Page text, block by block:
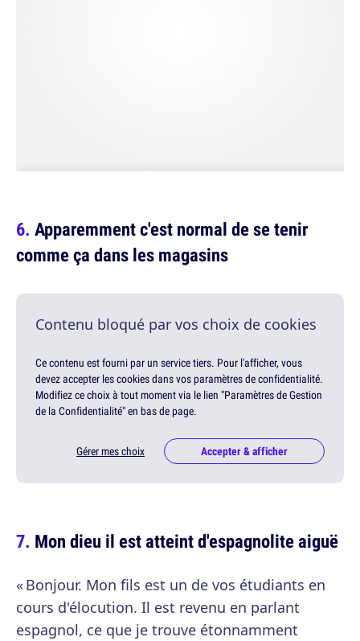
Apparemment c'est normal de se tenir
comme ça dans les magasins
Contenu bloqué par vos choix de cookies
Ce contenu est fourni par un service tiers. Pour l'afficher, vous
devez accepter les cookies dans vos paramètres de confidentialité.
Modifiez ce choix à tout moment via le lien "Paramètres de Gestion
de la Confidentialité" en bas de page.
Gérer mes choix Accepter & afficher
Mon dieu il est atteint d'espagnolite aiguë
« Bonjour. Mon fils est un de vos étudiants en
cours d'élocution. Il est revenu en parlant
espagnol, ce que je trouve étonnamment